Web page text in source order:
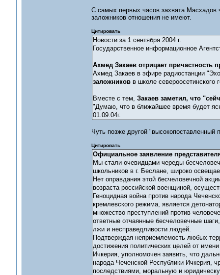
С самых первых часов захвата Масхадов
заложников отношения не имеют.
Цитировать
Новости за 1 сентября 2004 г.
Государственное информационное
Ахмед Закаев отрицает причастность
Ахмед Закаев в эфире радиостанции
заложников в школе североосетинского
Вместе с тем, Закаев заметил, что
"Думаю, что в ближайшее время будет
01.09.04г.
Чуть позже другой
Цитировать
Официальное заявление
Мы стали очевидцами череды
школьников в г. Беслане, широко
Нет оправдания этой бесчеловечной
возраста российской военщиной,
Геноцидная война против народа
кремлевского режима, является
множество преступлений против
ответные отчаянные бесчеловечные
лжи и несправедливости людей.
Подтверждая неприемлемость любых
достижения политических целей от
Ичкерия, уполномочен заявить, что
народа Чеченской Республики Ичкерия,
последствиями, моральную и